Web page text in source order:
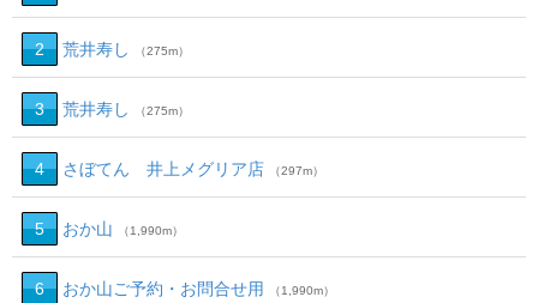
2 荒井寿し （275m）
3 荒井寿し （275m）
4 さぼてん 井上メグリア店 （297m）
5 おか山 （1,990m）
6 おか山ご予約・お問合せ用 （1,990m）